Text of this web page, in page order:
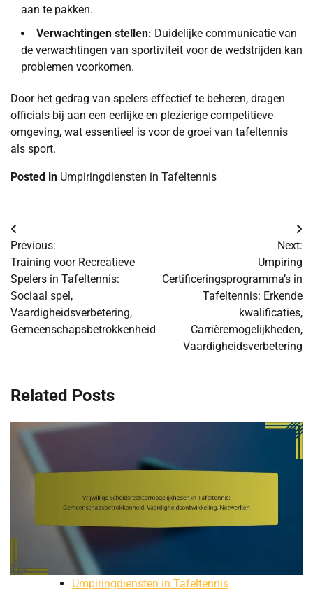
aan te pakken.
Verwachtingen stellen: Duidelijke communicatie van
de verwachtingen van sportiviteit voor de wedstrijden kan
problemen voorkomen.
Door het gedrag van spelers effectief te beheren, dragen
officials bij aan een eerlijke en plezierige competitieve
omgeving, wat essentieel is voor de groei van tafeltennis
als sport.
Posted in Umpiringdiensten in Tafeltennis
Post
navigation
Previous:
Training voor Recreatieve
Spelers in Tafeltennis:
Sociaal spel,
Vaardigheidsverbetering,
Gemeenschapsbetrokkenheid
Next:
Umpiring
Certificeringsprogramma’s in
Tafeltennis: Erkende
kwalificaties,
Carrièremogelijkheden,
Vaardigheidsverbetering
Related Posts
Umpiringdiensten in Tafeltennis